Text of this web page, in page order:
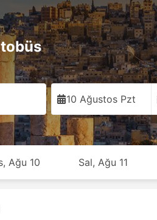
10 Ağustos Pzt
Ağu 10 Sal, Ağu 11